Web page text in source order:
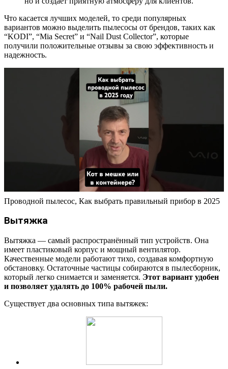
Что касается лучших моделей, то среди популярных
вариантов можно выделить пылесосы от брендов, таких как
“KODI”, “Mia Secret” и “Nail Dust Collector”, которые
получили положительные отзывы за свою эффективность и
надежность.
Проводной пылесос, Как выбрать правильный прибор в 2025
Вытяжка
Вытяжка — самый распространённый тип устройств. Она
имеет пластиковый корпус и мощный вентилятор.
Качественные модели работают тихо, создавая комфортную
обстановку. Остаточные частицы собираются в пылесборник,
который легко снимается и заменяется. Этот вариант удобен
и позволяет удалять до 100% рабочей пыли.
Существует два основных типа вытяжек: